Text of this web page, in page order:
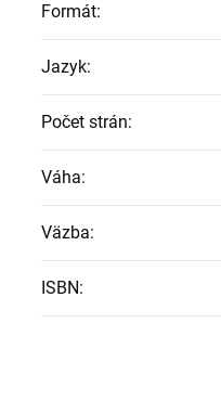
Formát:
Jazyk:
Počet strán:
Váha:
Väzba:
ISBN: